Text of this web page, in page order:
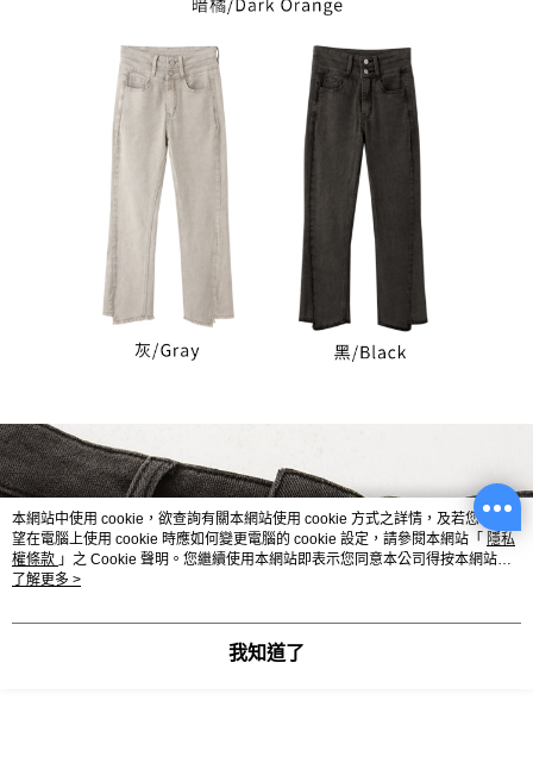
本網站中使用 cookie，欲查詢有關本網站使用 cookie 方式之詳情，及若您不希
望在電腦上使用 cookie 時應如何變更電腦的 cookie 設定，請參閱本網站「 隱私
權條款 」之 Cookie 聲明。您繼續使用本網站即表示您同意本公司得按本網站使
用條款之 Cookie 聲明使用 cookie。
了解更多 >
我知道了